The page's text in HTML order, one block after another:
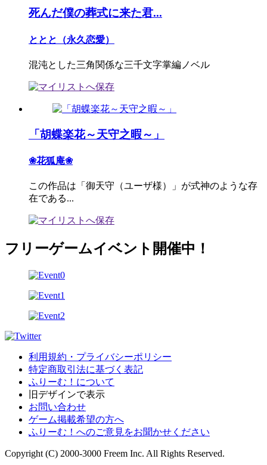
死んだ僕の葬式に来た君...
ととと（永久恋愛）
混沌とした三角関係な三千文字掌編ノベル
「胡蝶楽花～天守之暇～」
❀花狐庵❀
この作品は「御天守（ユーザ様）」が式神のような存
在である...
フリーゲームイベント開催中！
利用規約・プライバシーポリシー
特定商取引法に基づく表記
ふりーむ！について
旧デザインで表示
お問い合わせ
ゲーム掲載希望の方へ
ふりーむ！へのご意見をお聞かせください
Copyright (C) 2000-3000 Freem Inc. All Rights Reserved.